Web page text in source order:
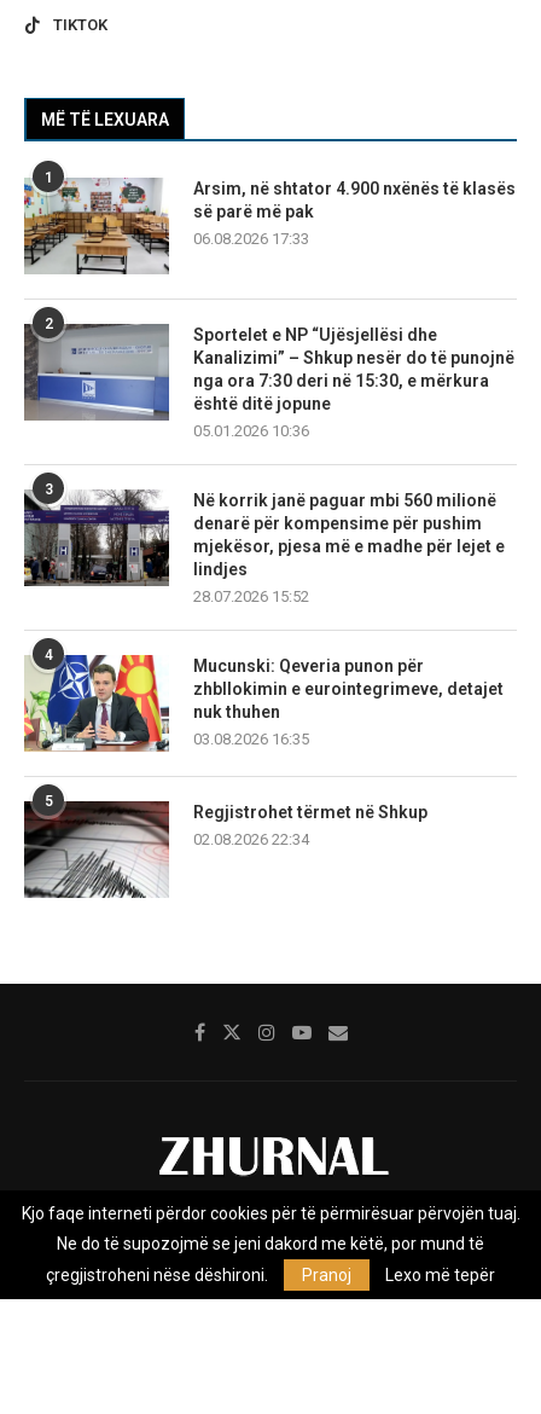
TIKTOK
MË TË LEXUARA
1
Arsim, në shtator 4.900 nxënës të klasës
së parë më pak
06.08.2026 17:33
2
Sportelet e NP “Ujësjellësi dhe
Kanalizimi” – Shkup nesër do të punojnë
nga ora 7:30 deri në 15:30, e mërkura
është ditë jopune
05.01.2026 10:36
3
Në korrik janë paguar mbi 560 milionë
denarë për kompensime për pushim
mjekësor, pjesa më e madhe për lejet e
lindjes
28.07.2026 15:52
4
Mucunski: Qeveria punon për
zhbllokimin e eurointegrimeve, detajet
nuk thuhen
03.08.2026 16:35
5
Regjistrohet tërmet në Shkup
02.08.2026 22:34
Rreth nesh Impresumi Marketing
Kontakt
Privacy Policy
Zhurnal.mk është Agjenci e Lajmeve e pavarur, e themeluar në vitin
Kjo faqe interneti përdor cookies për të përmirësuar përvojën tuaj.
Ne do të supozojmë se jeni dakord me këtë, por mund të
çregjistroheni nëse dëshironi.
Pranoj Lexo më tepër